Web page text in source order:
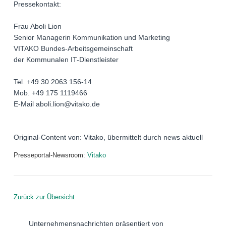
Pressekontakt:
Frau Aboli Lion
Senior Managerin Kommunikation und Marketing
VITAKO Bundes-Arbeitsgemeinschaft
der Kommunalen IT-Dienstleister
Tel. +49 30 2063 156-14
Mob. +49 175 1119466
E-Mail aboli.lion@vitako.de
Original-Content von: Vitako, übermittelt durch news aktuell
Presseportal-Newsroom: Vitako
Zurück zur Übersicht
Unternehmensnachrichten präsentiert von